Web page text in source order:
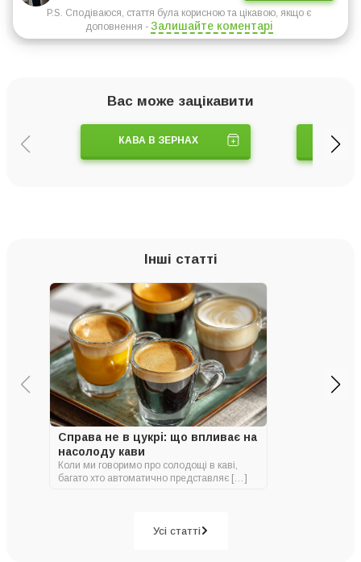
P.S. Сподіваюся, стаття була корисною та цікавою, якщо є
доповнення - Залишайте коментарі
Вас може зацікавити
КАВА В ЗЕРНАХ
Інші статті
Справа не в цукрі: що впливає на
насолоду кави
Коли ми говоримо про солодощі в каві,
багато хто автоматично представляє […]
Усі статті